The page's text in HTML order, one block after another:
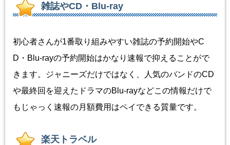
雑誌やCD・Blu-ray
初心者さんが1番取り組みやすい雑誌の予約開始やC
D・Blu-rayの予約開始はかなり速報で抑えることがで
きます。ジャニーズだけではなく、人気のバンドのCD
や最終回を迎えたドラマのBlu-rayなどこの情報だけで
もじゃっく速報の月額費用はペイできる質量です。
楽天トラベル